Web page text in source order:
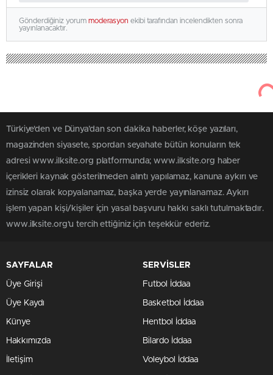
Gönderdiğiniz yorum moderasyon ekibi tarafından incelendikten sonra
yayınlanacaktır.
Türkiye'den ve Dünya’dan son dakika haberler, köşe yazıları,
magazinden siyasete, spordan seyahate bütün konuların tek
adresi www.ilksite.org platformunda; www.ilksite.org haber
içerikleri kaynak gösterilmeden alıntı yapılamaz, kanuna aykırı ve
izinsiz olarak kopyalanamaz, başka yerde yayınlanamaz. Aykırı
işlem yapan kişi/kişiler için yasal başvuru hakkı saklı tutulmaktadır.
www.ilksite.org'u tercih ettiğiniz için teşekkür ederiz.
SAYFALAR
Üye Girişi
Üye Kaydı
Künye
Hakkımızda
İletişim
SERVİSLER
Futbol İddaa
Basketbol İddaa
Hentbol İddaa
Bilardo İddaa
Voleybol İddaa